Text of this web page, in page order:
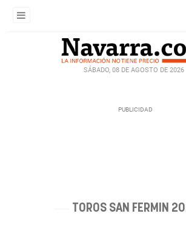
SÁBADO, 08 DE AGOSTO DE 2026
TOROS SAN FERMIN